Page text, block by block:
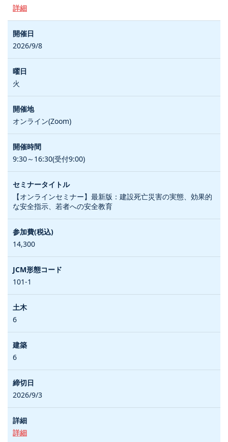
詳細
2026/9/8
火
オンライン(Zoom)
9:30～16:30(受付9:00)
【オンラインセミナー】最新版：建設死亡災害の実態、効果的
な安全指示、若者への安全教育
14,300
101-1
6
6
2026/9/3
詳細